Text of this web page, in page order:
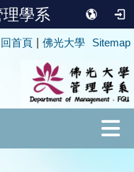
學系
回首頁 佛光大學 Sitemap